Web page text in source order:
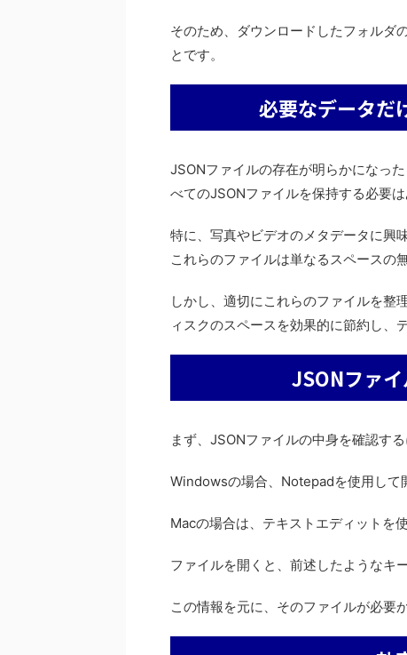
そのため、ダウンロードしたフォルダ
とです。
必要なデータだ
JSONファイルの存在が明らかになっ
べてのJSONファイルを保持する必要は
特に、写真やビデオのメタデータに興
これらのファイルは単なるスペースの
しかし、適切にこれらのファイルを整
ィスクのスペースを効果的に節約し、
JSONファ
まず、JSONファイルの中身を確認す
Windowsの場合、Notepadを使用して
Macの場合は、テキストエディットを
ファイルを開くと、前述したようなキ
この情報を元に、そのファイルが必要